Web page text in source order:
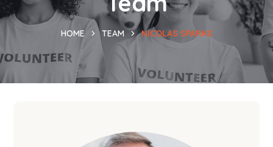
HOME TEAM NICOLAS SPARKS